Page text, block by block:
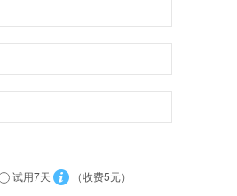
试用7天
（收费5元）